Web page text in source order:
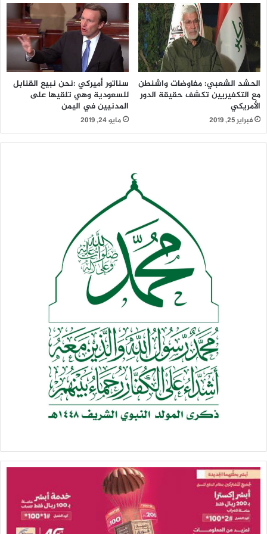
الانساني التي تنتهك بشكل ممنهج في الحرب على اليمن هي
نفسها ذات القوانين التي تتغنى بها هيئات الأمم المتحدة
والحكومات ووسائل الإعلام والمنظمات الغربية غير الحكومية
عندما يشار إلى حكومة اسرائيل بارتكابها جرائم حرب ضد الانسانية
في قطاع غزة.
وأضاف “يمكننا القول بشكل اخر ان هذا الصمت المريع يعتبر دعم
من نوع آخر لهذا التحالف الذي يشن الحرب على اليمن”.
وتسائل الكاتب حول ما اذا كان المال الذي يستطيع أن يطبق
خناقه على العالم كي يغمضون أعينهم عن الوضع المزري في
وأمعن في هذا الصدد إلى أن السعودية والتي تمتلك أسطول
حربي يضم طائرات حربية بريطانية الصنع أكثر مما يمتلكه
البريطاني نفسه مع الثروة التي تمتلكها دول الخليج والتي من
خلالها استطاعت شراء الكثير من وسائل الاعلام والعتاد العسكري،
بالإضافة الى الدعم الذي تقدمه كل من الولايات المتحدة وفرنسا
والمملكة المتحدة لقوى التحالف يذهب الى ما هو أبعد من ان
يشترى بالمال.
كما إنتقد الكاتب فرنسا بسبب الدور المهم الذي تلعبه في عملية
الحصار البحري على اليمن وذلك من خلال الدور الفعال لقواعدها
الحشد الشعبي: مفاوضات واشنطن
مع التكفيريين تكشف حقيقة الدور
الأمريكي
فبراير 25, 2019
سناتور أميركي :نحن نبيع القنابل
للسعودية وهي تلقيها على
المدنيين في اليمن
مايو 24, 2019